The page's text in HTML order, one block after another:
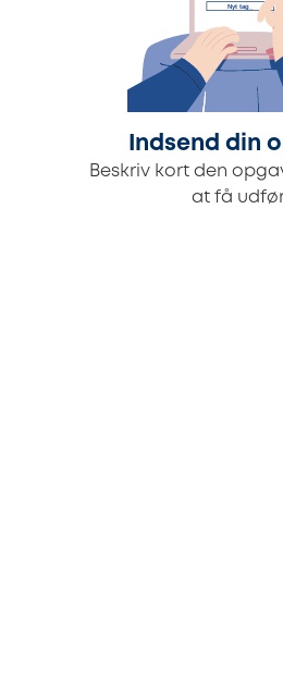
Indsend din
Beskriv kort den
at få